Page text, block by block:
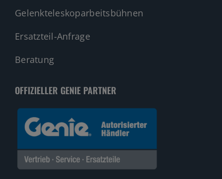
Gelenkteleskoparbeitsbühnen
Ersatzteil-Anfrage
Beratung
OFFIZIELLER GENIE PARTNER